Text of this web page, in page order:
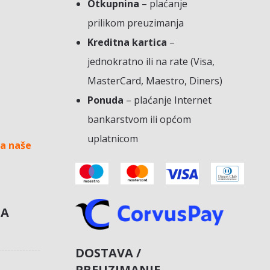
naše
Otkupnina – plaćanje
prilikom preuzimanja
Kreditna kartica –
jednokratno ili na rate (Visa,
MasterCard, Maestro, Diners)
Ponuda – plaćanje Internet
bankarstvom ili općom
uplatnicom
DOSTAVA /